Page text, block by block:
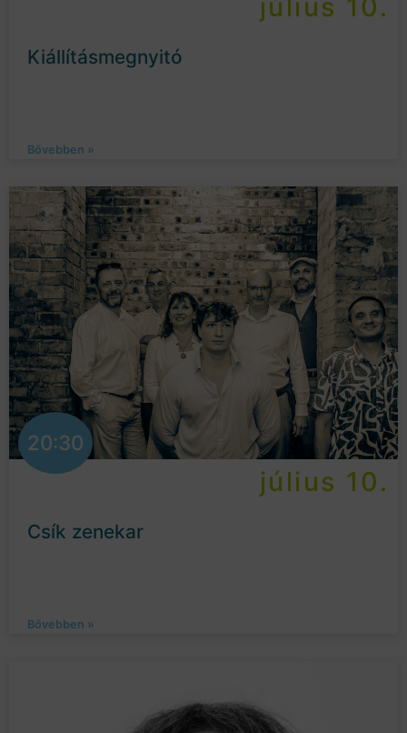
július 10.
Kiállításmegnyitó
Bővebben »
20:30
július 10.
Csík zenekar
Bővebben »